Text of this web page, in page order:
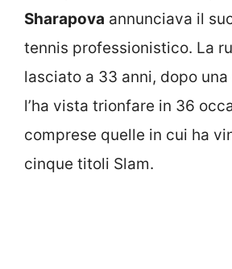
Sharapova annunciava il
tennis professionistico. La
lasciato a 33 anni, dopo
l’ha vista trionfare in 36
comprese quelle in cui ha
cinque titoli Slam.